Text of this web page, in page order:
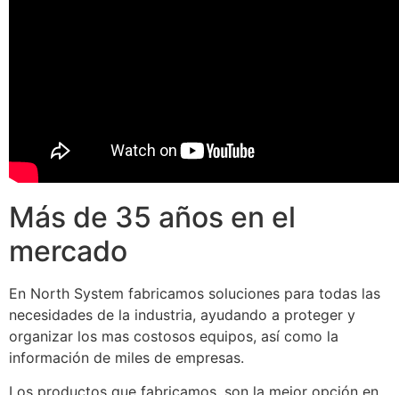
Más de 35 años en el
mercado
En North System fabricamos soluciones para todas las
necesidades de la industria, ayudando a proteger y
organizar los mas costosos equipos, así como la
información de miles de empresas.